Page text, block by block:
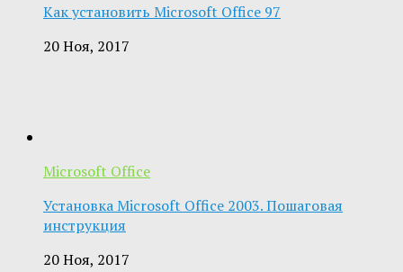
Как установить Microsoft Office 97
20 Ноя, 2017
Microsoft Office
Установка Microsoft Office 2003. Пошаговая
инструкция
20 Ноя, 2017